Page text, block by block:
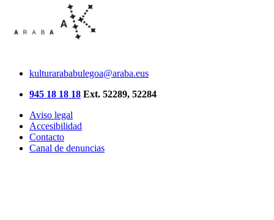
kulturarababulegoa@araba.eus
945 18 18 18 Ext. 52289, 52284
Aviso legal
Accesibilidad
Contacto
Canal de denuncias